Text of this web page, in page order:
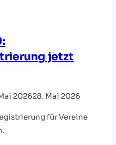
jetzt
202628. Mai 2026
für Vereine